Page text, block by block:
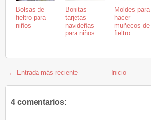
Bolsas de
fieltro para
niños
Bonitas
tarjetas
navideñas
para niños
Moldes para
hacer
muñecos de
fieltro
← Entrada más reciente Inicio
4 comentarios: